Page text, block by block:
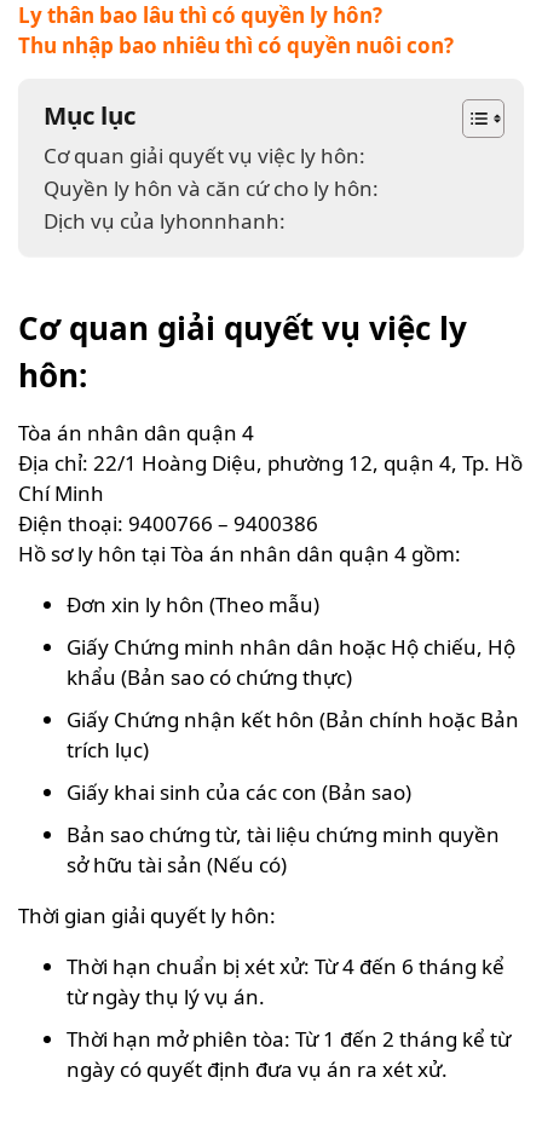
Ly thân bao lâu thì có quyền ly hôn?
Thu nhập bao nhiêu thì có quyền nuôi con?
Mục lục
Cơ quan giải quyết vụ việc ly hôn:
Quyền ly hôn và căn cứ cho ly hôn:
Dịch vụ của lyhonnhanh:
Cơ quan giải quyết vụ việc ly
hôn:
Tòa án nhân dân quận 4
Địa chỉ: 22/1 Hoàng Diệu, phường 12, quận 4, Tp. Hồ
Chí Minh
Điện thoại: 9400766 – 9400386
Hồ sơ ly hôn tại Tòa án nhân dân quận 4 gồm:
Đơn xin ly hôn (Theo mẫu)
Giấy Chứng minh nhân dân hoặc Hộ chiếu, Hộ
khẩu (Bản sao có chứng thực)
Giấy Chứng nhận kết hôn (Bản chính hoặc Bản
trích lục)
Giấy khai sinh của các con (Bản sao)
Bản sao chứng từ, tài liệu chứng minh quyền
sở hữu tài sản (Nếu có)
Thời gian giải quyết ly hôn:
Thời hạn chuẩn bị xét xử: Từ 4 đến 6 tháng kể
từ ngày thụ lý vụ án.
Thời hạn mở phiên tòa: Từ 1 đến 2 tháng kể từ
ngày có quyết định đưa vụ án ra xét xử.